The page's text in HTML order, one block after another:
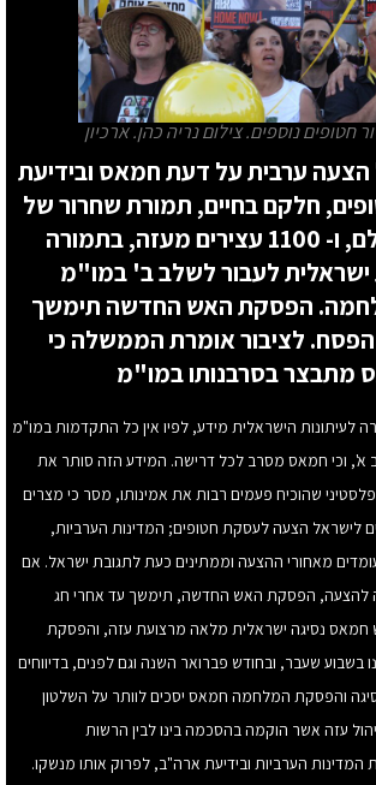
חטופים נוספים. צילום נריה כהן. ארכיון
הצעה ערבית על דעת חמאס ובידיעת
10 חטופים, חלקם בחיים, תמורת שחרור של
50 אסירי עולם, ו- 1100 עצירים מעזה, בתמורה
ישראלית לעבור לשלב ב' במו"מ
הפסקת האש החדשה תימשך
לציבור אומרת הממשלה כי
מתבצר בסרבנותו במו"מ
לעיתונות הישראלית מידע, לפיו אין כל התקדמות במו"מ
א', וכי חמאס מסרב לכל דרישה. המידע הזה סותר את
שהוכיח פעמים רבות את אמינותו, מסר כי מצרים
לישראל הצעה לעסקת חטופים; המדינות הערביות,
מאחורי ההצעה וממתינים כעת לתגובת ישראל. אם
להצעה, הפסקת האש החדשה, תימשך עד אחרי חג
חמאס נסיגה ישראלית מלאה מרצועת עזה, והפסקת
בשבוע שעבר, ובחודש פברואר השנה וגם לפנים, בדיווחים
והפסקת המלחמה חמאס יסכים לוותר על השלטון
עזה אשר הוקמה בהסכמה בינו לבין הרשות
הערביות ובידיעת ארה"ב, לפרוק אותו מנשקו.